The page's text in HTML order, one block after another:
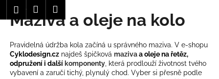
Přejít
PřihlášeníNákupní
košík
Maziva a oleje na kolo
Pravidelná údržba kola začíná u správného maziva. V e-shopu
Cyklodesign.cz najdeš špičková mazivaa oleje na řetěz,
odpružení i dalšíkomponenty , která prodlouží životnost tvého
vybavení a zaručí tichý, plynulý chod. Vyber si přesně podle
o
Zpět
Zpět
C
o